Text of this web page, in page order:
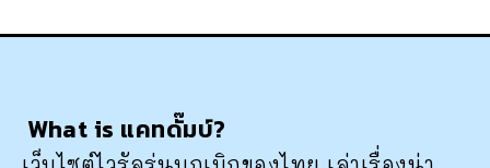
What is แคทดั๊มบ์?